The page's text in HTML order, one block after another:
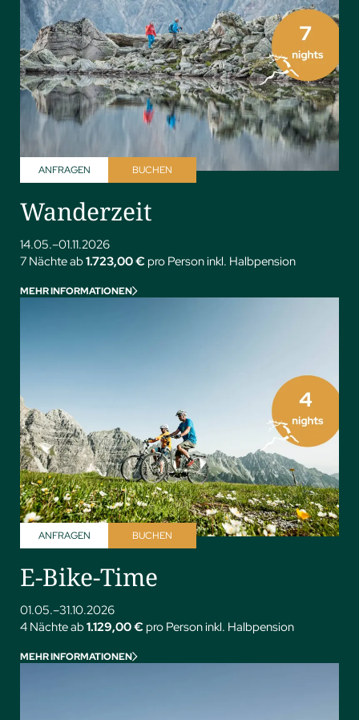
BUCHEN
ANFRAGEN
Wanderzeit
14.05.–01.11.2026
7 Nächte ab1.723,00 € pro Person inkl. Halbpension
MEHR INFORMATIONEN
BUCHEN
ANFRAGEN
E-Bike-Time
01.05.–31.10.2026
4 Nächte ab1.129,00 € pro Person inkl. Halbpension
MEHR INFORMATIONEN